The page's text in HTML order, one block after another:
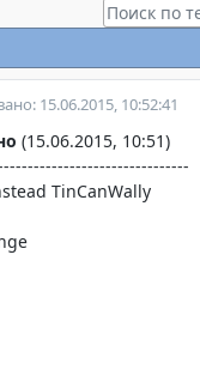
15.06.2015, 10:52:41
(15.06.2015, 10:51)
TinCanWally